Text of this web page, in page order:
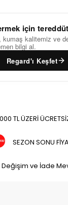
için
kumaş kalitemiz ve
bilgi al.
Regard'ı Keşfet
TL ÜZERİ
SEZON SONU
Değişim ve İade